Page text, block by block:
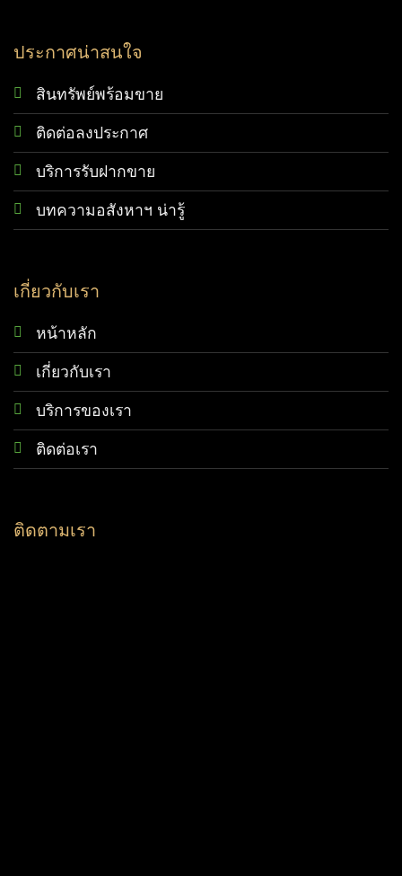
ประกาศน่าสนใจ
สินทรัพย์พร้อมขาย
ติดต่อลงประกาศ
บริการรับฝากขาย
บทความอสังหาฯ น่ารู้
เกี่ยวกับเรา
หน้าหลัก
เกี่ยวกับเรา
บริการของเรา
ติดต่อเรา
ติดตามเรา